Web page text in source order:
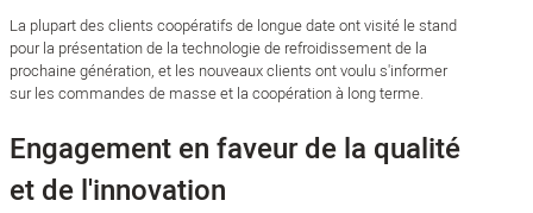
La plupart des clients coopératifs de longue date ont visité le stand
pour la présentation de la technologie de refroidissement de la
prochaine génération, et les nouveaux clients ont voulu s'informer
sur les commandes de masse et la coopération à long terme.
Engagement en faveur de la qualité
et de l'innovation